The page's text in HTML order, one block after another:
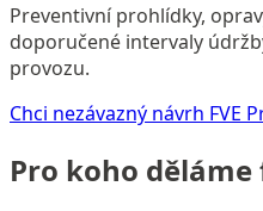
Preventivní prohlídky,
doporučené intervaly
provozu.
Chci nezávazný návrh FVE
Pro koho